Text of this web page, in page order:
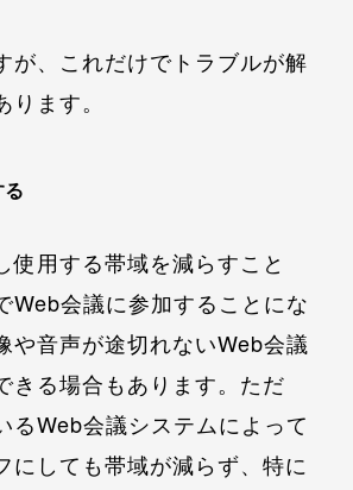
が、これだけでトラブルが解
ます。
使用する帯域を減らすこと
Web会議に参加することにな
や音声が途切れないWeb会議
きる場合もあります。ただ
るWeb会議システムによって
にしても帯域が減らず、特に